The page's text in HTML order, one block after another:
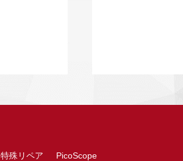
特殊リペア PicoScope